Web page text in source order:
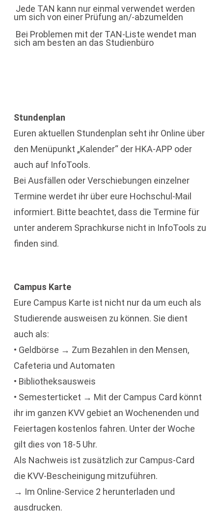
Jede TAN kann nur einmal verwendet werden
um sich von einer Prüfung an/-abzumelden
Bei Problemen mit der TAN-Liste wendet man
sich am besten an das Studienbüro
Stundenplan
Euren aktuellen Stundenplan seht ihr Online über
den Menüpunkt „Kalender“ der HKA-APP oder
auch auf InfoTools.
Bei Ausfällen oder Verschiebungen einzelner
Termine werdet ihr über eure Hochschul-Mail
informiert. Bitte beachtet, dass die Termine für
unter anderem Sprachkurse nicht in InfoTools zu
finden sind.
Campus Karte
Eure Campus Karte ist nicht nur da um euch als
Studierende ausweisen zu können. Sie dient
auch als:
• Geldbörse → Zum Bezahlen in den Mensen,
Cafeteria und Automaten
• Bibliotheksausweis
• Semesterticket → Mit der Campus Card könnt
ihr im ganzen KVV gebiet an Wochenenden und
Feiertagen kostenlos fahren. Unter der Woche
gilt dies von 18-5 Uhr.
Als Nachweis ist zusätzlich zur Campus-Card
die KVV-Bescheinigung mitzuführen.
→ Im Online-Service 2 herunterladen und
ausdrucken.